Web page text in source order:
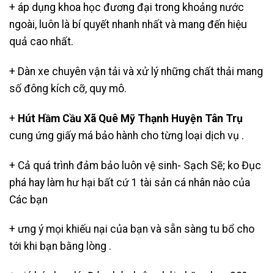
+ áp dụng khoa học đương đại trong khoảng nước
ngoài, luôn là bí quyết nhanh nhất và mang đến hiệu
quả cao nhất.
+ Dàn xe chuyên vận tải và xử lý những chất thải mang
số đông kích cỡ, quy mô.
+ Hút Hầm Cầu Xã Quê Mỹ Thạnh Huyện Tân Trụ
cung ứng giấy má bảo hành cho từng loại dịch vụ .
+ Cả quá trình đảm bảo luôn vệ sinh- Sạch Sẽ; ko Đục
phá hay làm hư hại bất cứ 1 tài sản cá nhân nào của
Các bạn
+ ưng ý mọi khiếu nại của bạn và sẵn sàng tu bổ cho
tới khi bạn bằng lòng .